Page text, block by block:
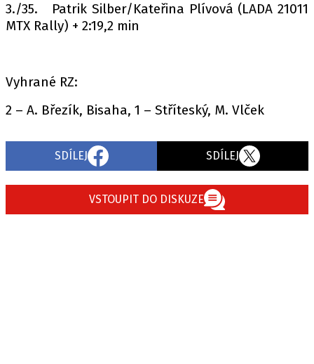
3./35. Patrik Silber/Kateřina Plívová (LADA 21011
MTX Rally) + 2:19,2 min
Vyhrané RZ:
2 – A. Březík, Bisaha, 1 – Stříteský, M. Vlček
SDÍLEJ SDÍLEJ
VSTOUPIT DO DISKUZE